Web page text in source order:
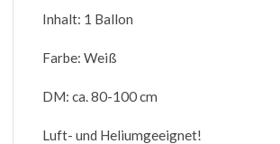
Inhalt: 1 Ballon
Farbe: Weiß
DM: ca. 80-100 cm
Luft- und Heliumgeeignet!